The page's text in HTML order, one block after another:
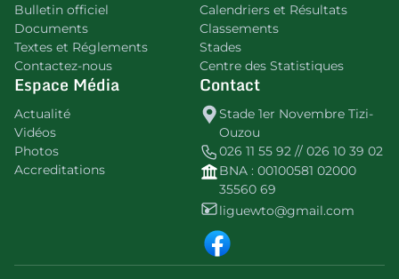
Bulletin officiel
Documents
Textes et Réglements
Contactez-nous
Calendriers et Résultats
Classements
Stades
Centre des Statistiques
Espace Média
Actualité
Vidéos
Photos
Accreditations
Contact
Stade 1er Novembre Tizi-
Ouzou
026 11 55 92 // 026 10 39 02
BNA : 00100581 02000
35560 69
liguewto@gmail.com